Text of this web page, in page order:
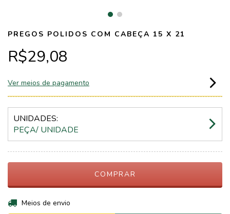
PREGOS POLIDOS COM CABEÇA 15 X 21
R$29,08
Ver meios de pagamento
UNIDADES:
PEÇA/ UNIDADE
Entregas para o CEP:
Meios de envio